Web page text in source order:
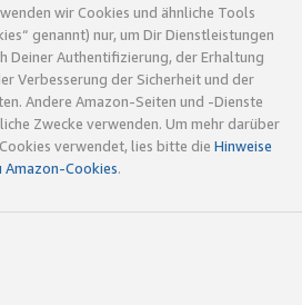
wir Cookies und ähnliche Tools
genannt) nur, um Dir Dienstleistungen
Deiner Authentifizierung, der Erhaltung
Verbesserung der Sicherheit und der
Andere Amazon-Seiten und -Dienste
Zwecke verwenden. Um mehr darüber
verwendet, lies bitte die Hinweise
Amazon-Cookies.